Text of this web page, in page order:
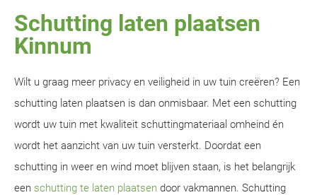
Schutting laten plaatsen
Kinnum
Wilt u graag meer privacy en veiligheid in uw tuin creëren? Een
schutting laten plaatsen is dan onmisbaar. Met een schutting
wordt uw tuin met kwaliteit schuttingmateriaal omheind én
wordt het aanzicht van uw tuin versterkt. Doordat een
schutting in weer en wind moet blijven staan, is het belangrijk
een schutting te laten plaatsen door vakmannen. Schutting